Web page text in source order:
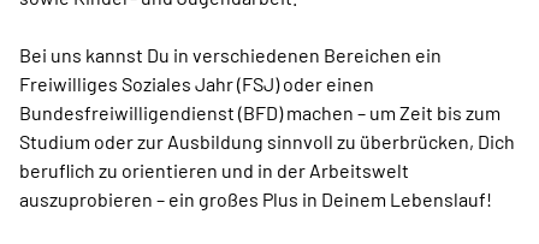
Bei uns kannst Du in verschiedenen Bereichen ein
Freiwilliges Soziales Jahr (FSJ) oder einen
Bundesfreiwilligendienst (BFD) machen – um Zeit bis zum
Studium oder zur Ausbildung sinnvoll zu überbrücken, Dich
beruflich zu orientieren und in der Arbeitswelt
auszuprobieren – ein großes Plus in Deinem Lebenslauf!